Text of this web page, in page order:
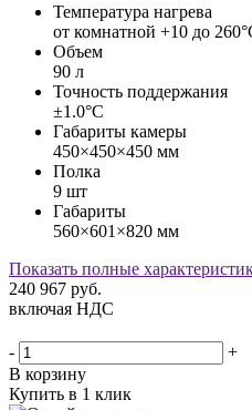
Температура нагрева
от комнатной +10 до
Объем
90 л
Точность поддержания
±1.0°С
Габариты камеры
450×450×450 мм
Полка
9 шт
Габариты
560×601×820 мм
Показать полные
240 967 руб.
включая НДС
-
+
В корзину
Купить в 1 клик